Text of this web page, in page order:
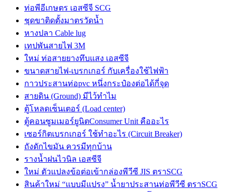
ท่อพีอีเกษตร เอสซีจี SCG
ชุดขาติดตั้งมาตรวัดน้ำ
หางปลา Cable lug
เทปพันสายไฟ 3M
ใหม่ ท่อสายยางทึบแสง เอสซีจี
ขนาดสายไฟ-เบรกเกอร์ กับเครื่องใช้ไฟฟ้า
กาวประสานท่อpvc หนึ่งกระป๋องต่อได้กี่จุด
สายดิน (Ground) มีไว้ทำไม
ตู้โหลดเซ็นเตอร์ (Load center)
ตู้คอนซูมเมอร์ยูนิตConsumer Unit คืออะไร
เซอร์กิตเบรกเกอร์ ใช้ทำอะไร (Circuit Breaker)
ถังดักไขมัน ควรมีทุกบ้าน
รางน้ำฝนไวนิล เอสซีจี
ใหม่ ตัวแปลงข้อต่อเข้ากล่องพีวีซี JIS ตราSCG
สินค้าใหม่ “แบบมีแปรง” น้ำยาประสานท่อพีวีซี ตราSCG